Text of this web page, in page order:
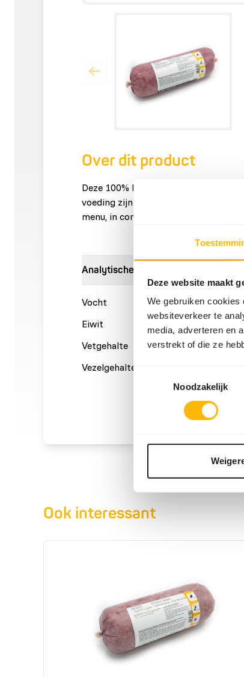
Deze website maakt
We gebruiken
websiteverkeer te
media, adverteren en
verstrekt of die ze
Toestemmingsselectie
Noodzakelijk
Over dit product
Deze 100% kippennekken zijn fijn
voeding zijn ze uitermate geschikt
menu, in combinatie met spiervlees,
Analytische bestanddelen
Vocht 73%
Eiwit
15%
Vetgehalte
7%
Vezelgehalte
Ook interessant